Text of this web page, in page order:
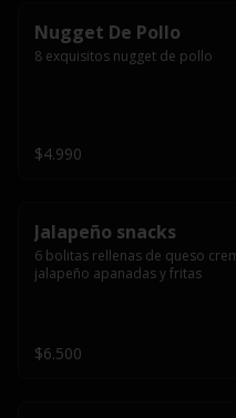
Nugget De Pollo
8 exquisitos nugget de pollo
$4.990
Jalapeño snacks
6 bolitas rellenas de queso
jalapeño apanadas y fritas
$6.500